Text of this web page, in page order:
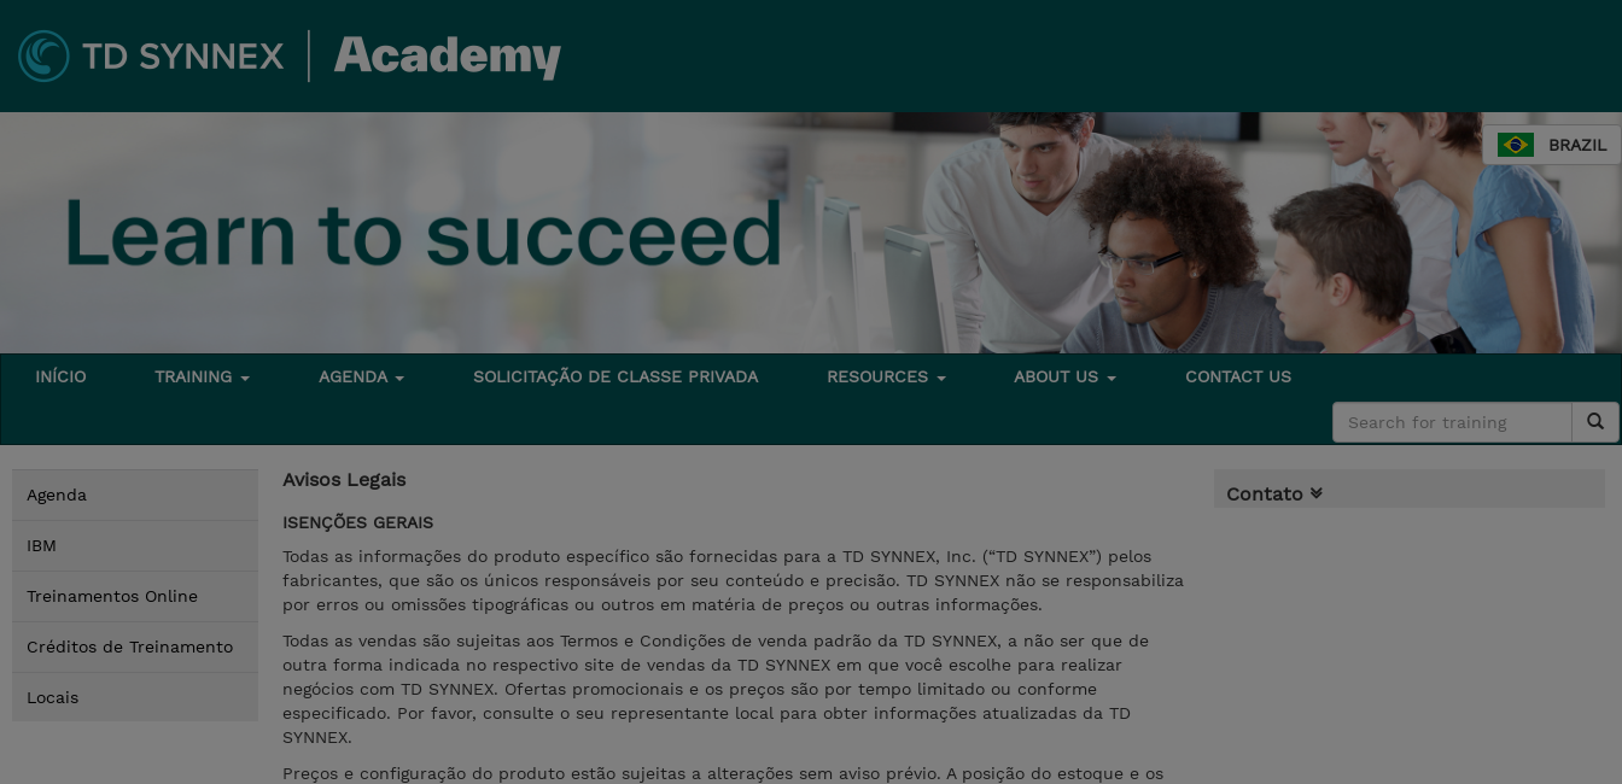
BRAZIL
INÍCIO TRAINING AGENDA SOLICITAÇÃO DE CLASSE PRIVADA RESOURCES ABOUT US CONTACT US
Agenda
IBM
Treinamentos Online
Créditos de Treinamento
Locais
Avisos Legais
ISENÇÕES GERAIS
Todas as informações do produto específico são fornecidas para a TD SYNNEX, Inc. (“TD SYNNEX”) pelos
fabricantes, que são os únicos responsáveis por seu conteúdo e precisão. TD SYNNEX não se responsabiliza
por erros ou omissões tipográficas ou outros em matéria de preços ou outras informações.
Todas as vendas são sujeitas aos Termos e Condições de venda padrão da TD SYNNEX, a não ser que de
outra forma indicada no respectivo site de vendas da TD SYNNEX em que você escolhe para realizar
negócios com TD SYNNEX. Ofertas promocionais e os preços são por tempo limitado ou conforme
especificado. Por favor, consulte o seu representante local para obter informações atualizadas da TD
SYNNEX.
Preços e configuração do produto estão sujeitas a alterações sem aviso prévio. A posição do estoque e os
Contato